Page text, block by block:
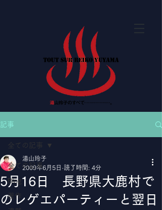
記事
全ての記事
Blog
著作
全ての記事
5月16日 長野県大鹿村で
のレゲエパーティーと翌日
湯山玲子
2009年6月5日 読了時間: 4分